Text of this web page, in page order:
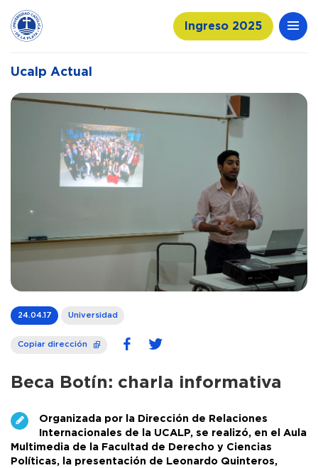
Ingreso 2025
Ucalp Actual
24.04.17 Universidad
Copiar dirección
Beca Botín: charla informativa
Organizada por la Dirección de Relaciones
Internacionales de la UCALP, se realizó, en el Aula
Multimedia de la Facultad de Derecho y Ciencias
Políticas, la presentación de Leonardo Quinteros,